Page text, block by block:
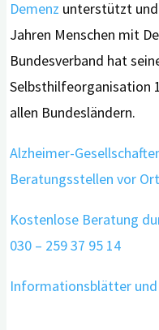
Demenz unterstützt
Jahren Menschen mit
Bundesverband hat
Selbsthilfeorganisation
allen Bundesländern.
Alzheimer-
Beratungsstellen vor Ort
Kostenlose Beratung
030 – 259 37 95 14
Informationsblätter